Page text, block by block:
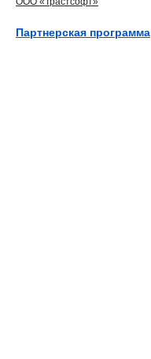
Партнерская программа